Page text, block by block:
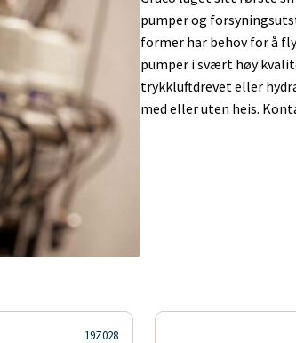
pumper og
former har behov for å
pumper i svært høy
trykkluftdrevet eller
med eller uten heis.
19Z028